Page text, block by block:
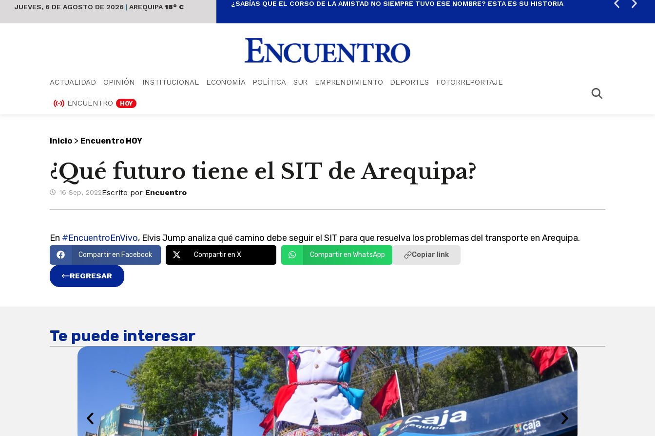
JUEVES, 6 DE AGOSTO DE 2026 | AREQUIPA 18° C ¿SABÍAS QUE EL CORSO DE LA AMISTAD NO SIEMPRE TUVO ESE NOMBRE? ESTA ES SU HISTORIA
ACTUALIDAD OPINIÓN INSTITUCIONAL ECONOMÍA POLÍTICA SUR EMPRENDIMIENTO DEPORTES FOTORREPORTAJE
ENCUENTRO HOY
Inicio > Encuentro HOY
¿Qué futuro tiene el SIT de Arequipa?
16 Sep, 2022Escrito por Encuentro
En #EncuentroEnVivo, Elvis Jump analiza qué camino debe seguir el SIT para que resuelva los problemas del transporte en Arequipa.
Compartir en Facebook Compartir en X Compartir en WhatsApp Copiar link
REGRESAR
Te puede interesar